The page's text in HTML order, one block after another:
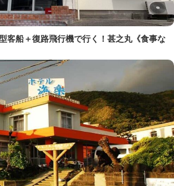
客船＋復路飛行機で行く！甚之丸《食事な